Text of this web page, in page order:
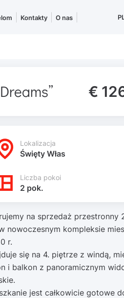
Kontakty O nas
€
Lokalizacja
Święty Włas
Liczba pokoi
2 pok.
na sprzedaż
nowoczesnym kompleksie
r.
się na 4. piętrze z windą,
i balkon z panoramicznym
jest całkowicie gotowe